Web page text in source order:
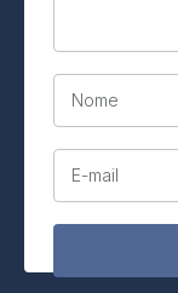
Nome
E-mail